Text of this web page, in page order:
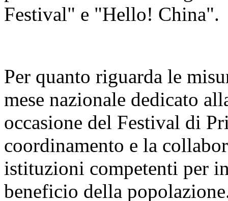
Festival" e "Hello! China".
Per quanto riguarda le
mese nazionale dedicato
occasione del Festival di
coordinamento e la
istituzioni competenti per
beneficio della